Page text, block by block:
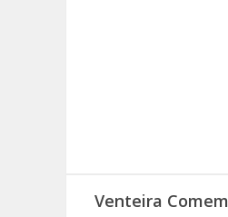
(RE) PENSAMENTOS
Venteira